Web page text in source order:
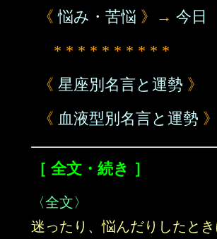
《悩み・苦悩 》→ 今日
* * * * * * * * * *
《 星座別名言と運勢 》
《 血液型別名言と運勢 》
［ 全文・続き ］
〈全文〉
迷ったり、悩んだりしたと